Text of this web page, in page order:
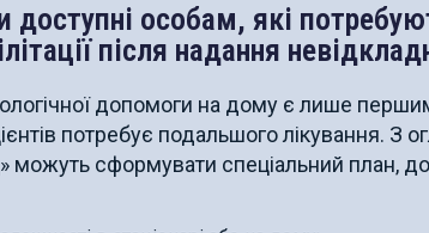
доступні особам, які
після надання
допомоги на дому є лише
потребує подальшого лікування. З
можуть сформувати спеціальний план,